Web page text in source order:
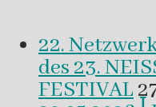
22.
des 23.
FESTIVAL